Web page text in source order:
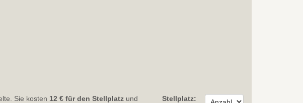
Sie kosten 12 € für den Stellplatz und
Stellplatz: